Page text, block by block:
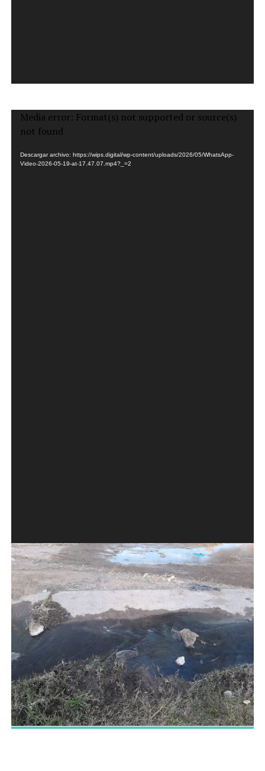
Reproductor
Media error: Format(s) not supported or source(s)
not found
Descargar archivo: https://wips.digital/wp-content/uploads/2026/05/WhatsApp-
Video-2026-05-19-at-17.47.07.mp4?_=2